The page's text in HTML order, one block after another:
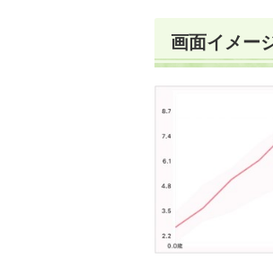
画面イメー